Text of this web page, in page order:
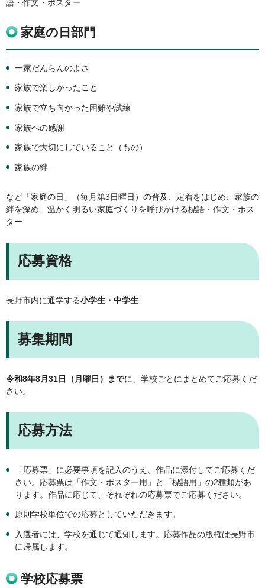
語・作文・ポスター
家庭の日部門
一家だんらんのよさ
家族で楽しかったこと
家族で立ち向かった困難や試練
家族への感謝
家族で大切にしていること（もの）
家族の絆
など「家庭の日」（毎月第3日曜日）の普及、定着をはじめ、家族の
絆を深め、温かく明るい家庭づくりを呼びかける標語・作文・ポス
ター
応募資格
長野市内に通学する小学生・中学生
募集期間
令和8年8月31日（月曜日）までに、学校ごとにまとめてご応募くだ
さい。
応募方法
「応募票」に必要事項を記入のうえ、作品に添付してご応募くだ
さい。応募票は「作文・ポスター用」と「標語用」の2種類があ
ります。作品に応じて、それぞれの応募票でご応募ください。
原則学校単位での応募としていただきます。
入選者には、学校を通じて通知します。応募作品の版権は長野市
に帰属します。
学校応募票